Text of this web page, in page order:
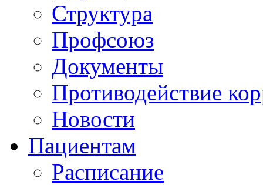
Структура
Профсоюз
Документы
Противодействие
Новости
Пациентам
Расписание